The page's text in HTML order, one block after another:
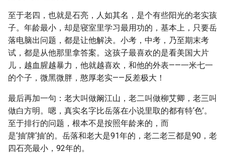
至于老四，也就是石亮，人如其名，是个有些阳光的老实孩
子。年龄最小，却是寝室里学习最用功的，基本上，只要岳
落电脑出问题，都是让他解决。小考，中考，乃至期末考
试，都是从他那里拿答案。这孩子最喜欢的是看美国大片
儿，越血腥越暴力，他就越喜欢，和他的外表——一米七一
的个子，微黑微胖，憨厚老实——反差极大！
最后再加一句：老大叫做阚江山，老二叫做柳艾卿，老三叫
做白方明。嗯，真实名字比岳落在小说里取的都有特‘色’。
至于排行的问题，根本不是按照年龄来的，而
是‘抽’牌‘抽’的。岳落和老大是91年的，老二老三都是90，老
四石亮最小，92年的。